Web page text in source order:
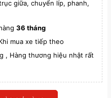
giữa, chuyển líp, phanh,
36 tháng
mua xe tiếp theo
, Hàng thương hiệu nhật rất